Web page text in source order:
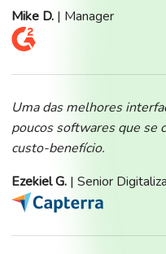
Mike D. | Manager
Uma das melhores
poucos softwares que se
custo-benefício.
Ezekiel G. | Senior